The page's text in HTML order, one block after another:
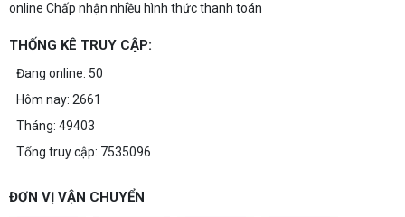
online Chấp nhận nhiều hình thức thanh toán
THỐNG KÊ TRUY CẬP:
Đang online: 50
Hôm nay: 2661
Tháng: 49403
Tổng truy cập: 7535096
ĐƠN VỊ VẬN CHUYỂN